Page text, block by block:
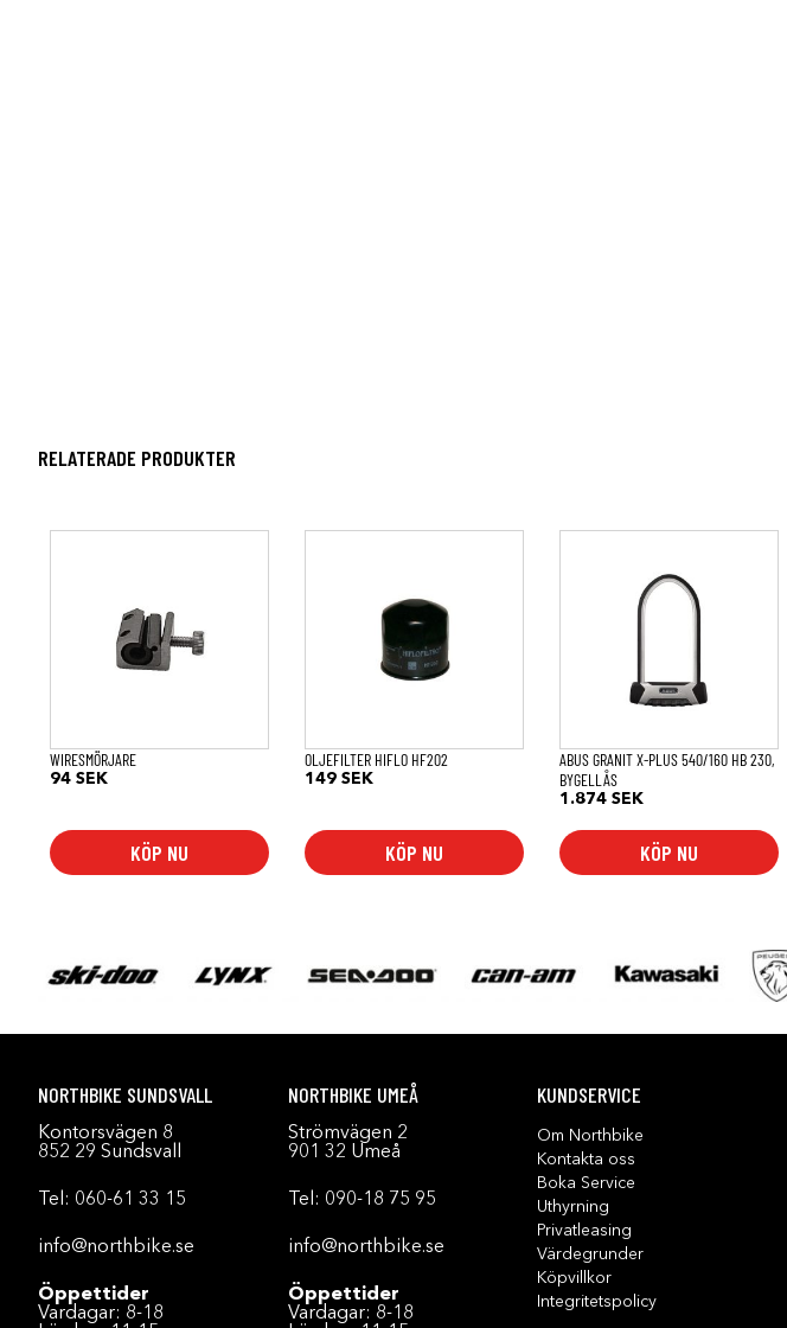
RELATERADE PRODUKTER
WIRESMÖRJARE
94 SEK
KÖP NU
OLJEFILTER HIFLO HF202
149SEK
KÖP NU
ABUS GRANIT X-PLUS 540/160 HB 230,
BYGELLÅS
1.874SEK
KÖP NU
NORTHBIKE SUNDSVALL
Kontorsvägen 8
852 29 Sundsvall
Tel: 060-61 33 15
info@northbike.se
Öppettider
Vardagar: 8-18
NORTHBIKE UMEÅ
Strömvägen 2
901 32 Umeå
Tel: 090-18 75 95
info@northbike.se
Öppettider
Vardagar: 8-18
KUNDSERVICE
Om Northbike
Kontakta oss
Boka Service
Uthyrning
Privatleasing
Värdegrunder
Köpvillkor
Integritetspolicy